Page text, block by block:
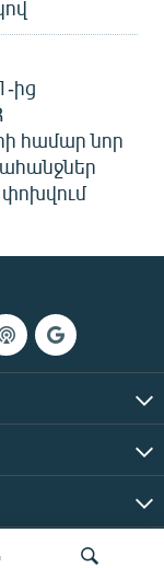
ից
համար նոր
փոխվում
ռադիոկայան © 2026